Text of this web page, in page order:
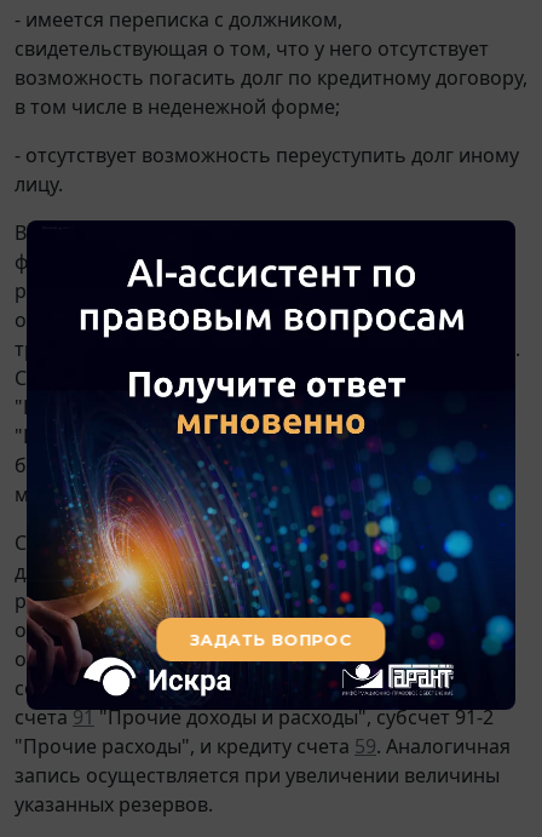
- имеется переписка с должником,
свидетельствующая о том, что у него отсутствует
возможность погасить долг по кредитному договору,
в том числе в неденежной форме;
- отсутствует возможность переуступить долг иному
лицу.
В любом случае наличие признаков обесценения
финансового вложения и размер оценочного
резерва устанавливаются исходя из фактических
обстоятельств в каждой конкретной ситуации и
требуют применения профессионального суждения.
Смотрите также рекомендациюР-96/2018-КпР
"Профессиональное суждение" (принята фондом
"Национальный негосударственный регулятор
бухгалтерского учета "Бухгалтерский
методологический центр" 17.12.2018).
СогласноИнструкциипо применению Плана счетов
для обобщения информации о наличии и движении
резервов под обесценение финансовых вложений
организации предназначен счет59
"Резервы под
обесценение финансовых вложений". На сумму
создаваемых резервов делается запись по дебету
счета91"Прочие доходы и расходы", субсчет 91-2
"Прочие расходы", и кредиту счета 59. Аналогичная
запись осуществляется при увеличении величины
указанных резервов.